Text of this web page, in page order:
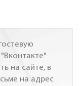
на сайте, в
на адрес